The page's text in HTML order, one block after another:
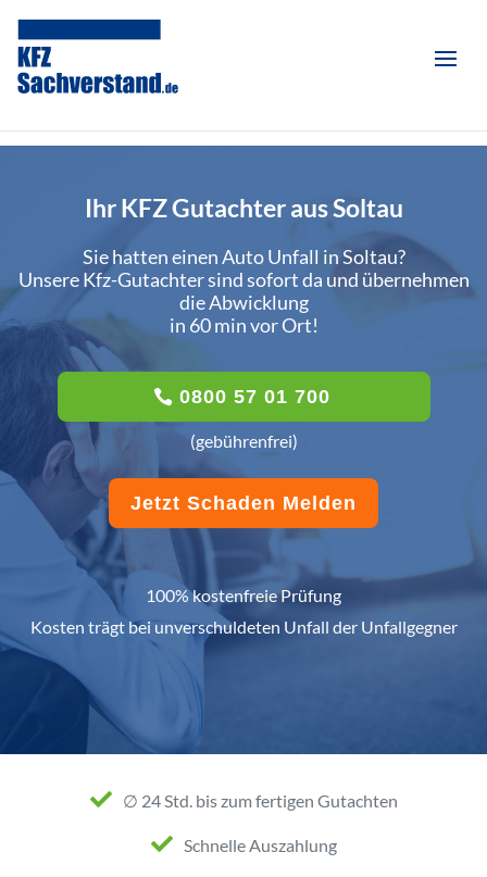
Ihr KFZ Gutachter aus Soltau
Sie hatten einen Auto Unfall in Soltau?
Unsere Kfz-Gutachter sind sofort da und übernehmen
die Abwicklung
in 60 min vor Ort!
0800 57 01 700
(gebührenfrei)
Jetzt Schaden Melden
100% kostenfreie Prüfung
Kosten trägt bei unverschuldeten Unfall der Unfallgegner
∅ 24 Std. bis zum fertigen Gutachten
Schnelle Auszahlung